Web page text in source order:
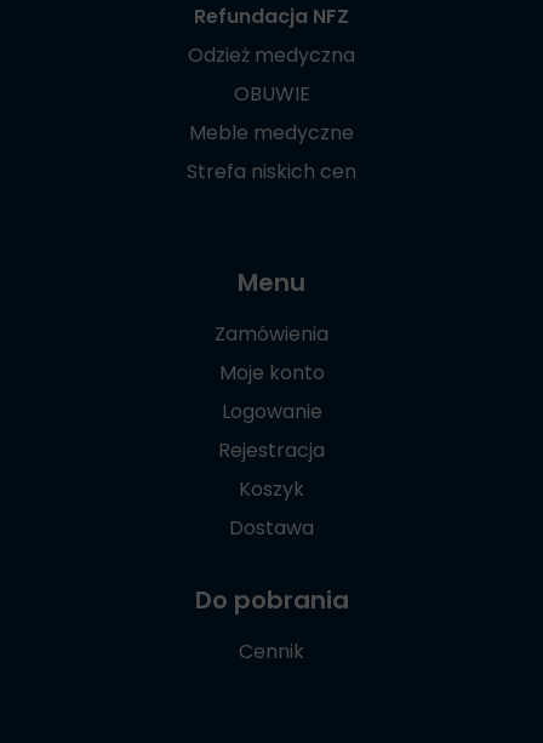
Refundacja NFZ
Odzież medyczna
OBUWIE
Meble medyczne
Strefa niskich cen
Menu
Zamówienia
Moje konto
Logowanie
Rejestracja
Koszyk
Dostawa
Do pobrania
Cennik